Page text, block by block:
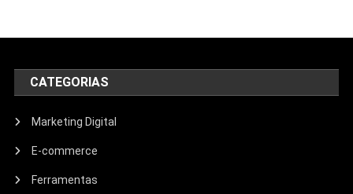
CATEGORIAS
Marketing Digital
E-commerce
Ferramentas